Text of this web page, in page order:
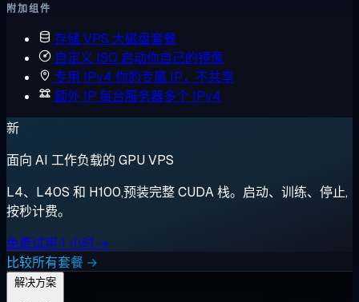
附加组件
存储 VPS 大磁盘套餐
自定义 ISO 启动你自己的镜像
专用 IPv4 你的专属 IP，不共享
额外 IP 每台服务器多个 IPv4
新
面向 AI 工作负载的 GPU VPS
L4、L40S 和 H100,预装完整 CUDA 栈。启动、训练、停止,
按秒计费。
免费试用 1 小时 →
比较所有套餐 →